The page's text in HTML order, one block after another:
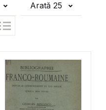
Arată 25